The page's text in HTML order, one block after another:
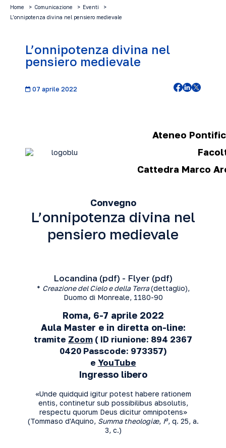
Home Comunicazione
Eventi
L’onnipotenza divina nel pensiero medievale
L’onnipotenza divina nel
pensiero medievale
07 aprile 2022
Ateneo
Cattedra Marco
Convegno
L’onnipotenza divina nel
pensiero medievale
Locandina (pdf) - Flyer (pdf)
* Creazione del Cielo e della Terra(dettaglio),
Duomo di Monreale, 1180-90
Roma, 6-7 aprile 2022
Aula Master e in diretta on-line:
tramite Zoom ( ID riunione: 894 2367
0420 Passcode: 973357)
e YouTube
Ingresso libero
«Unde quidquid igitur potest habere rationem
entis, continetur sub possibilibus absolutis,
respectu quorum Deus dicitur omnipotens»
(Tommaso d'Aquino, Summa theologiæ, Ia, q. 25, a.
3, c.)